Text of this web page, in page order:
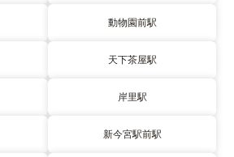
動物園前駅
天下茶屋駅
岸里駅
新今宮駅前駅